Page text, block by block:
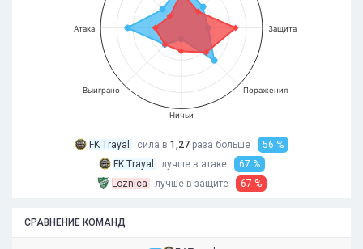
Защита
Поражения
Ничьи
Выиграно
Атака
FK Trayal сила в 1,27 раза больше
56 %
FK Trayal
лучше в атаке
67 %
Loznica
лучше в защите 67 %
СРАВНЕНИЕ КОМАНД